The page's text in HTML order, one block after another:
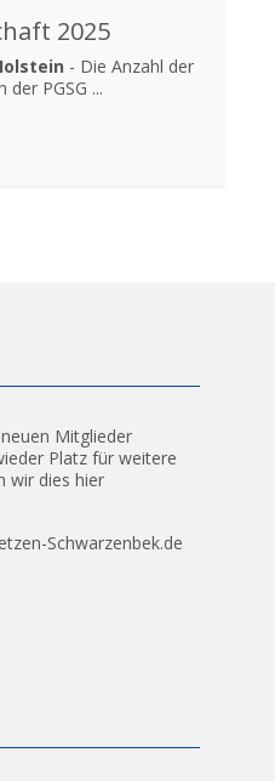
2025
- Die Anzahl der
PGSG ...
Mitglieder
Platz für weitere
wir dies hier
Schwarzenbek.de